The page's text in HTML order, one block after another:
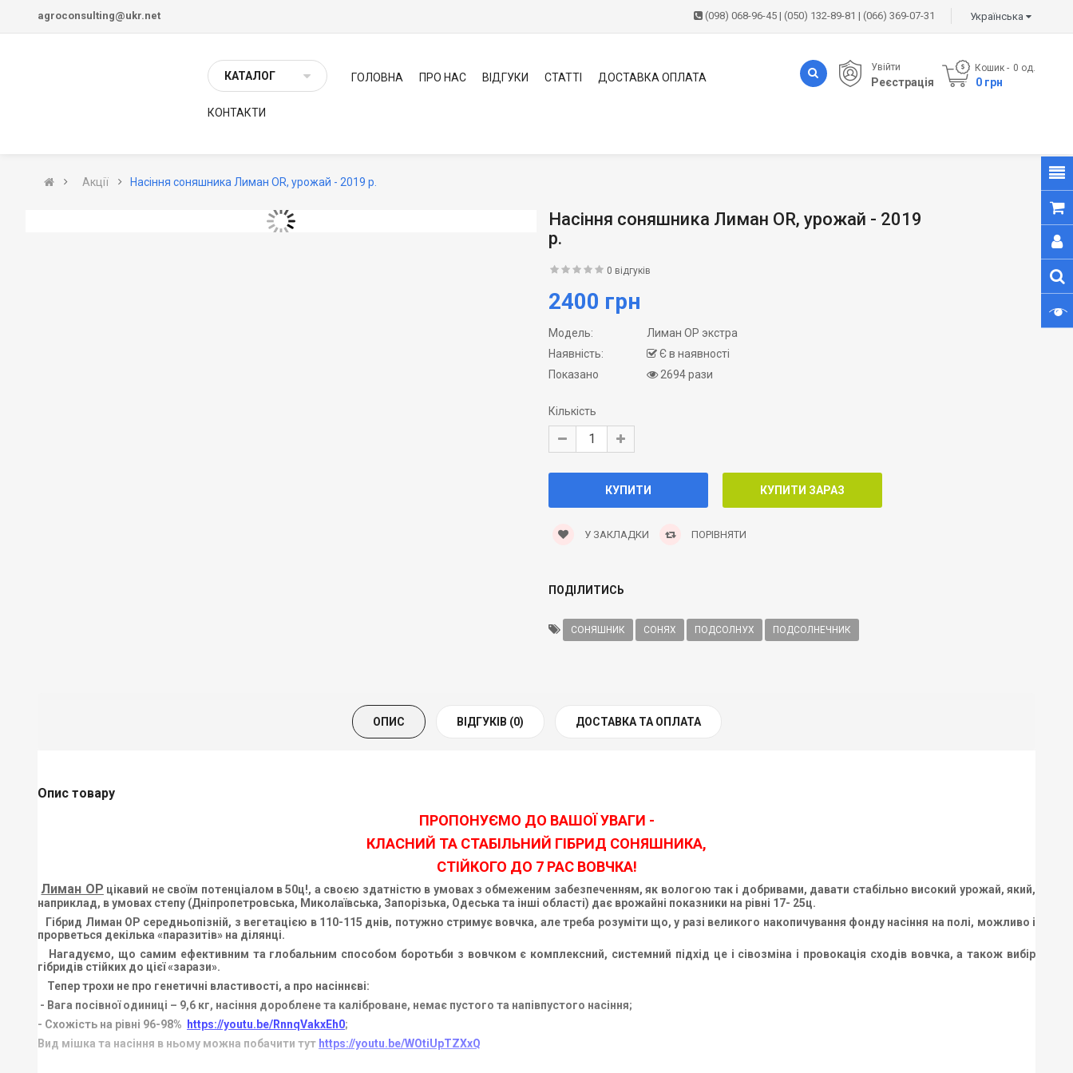
agroconsulting@ukr.net Українська
(098) 068-96-45 | (050) 132-89-81 | (066) 369-07-31
КАТАЛОГ ГОЛОВНА ПРО НАС ВІДГУКИ СТАТТІ ДОСТАВКА ОПЛАТА
КОНТАКТИ
Кошик 0 од.
- 0 грн
Увійти
Реєстрація
Акції Насіння соняшника Лиман OR, урожай - 2019 р.
Насіння соняшника Лиман OR, урожай - 2019
р.
0 відгуків
2400 грн
Модель:
Лиман ОР экстра
Наявність:
Є в наявності
Показано
2694 рази
Кількість
У ЗАКЛАДКИ ПОРІВНЯТИ
ПОДІЛИТИСЬ
СОНЯШНИК СОНЯХ ПОДСОЛНУХ ПОДСОЛНЕЧНИК
ОПИС ВІДГУКІВ (0) ДОСТАВКА ТА ОПЛАТА
Опис товару
ПРОПОНУЄМО ДО ВАШОЇ УВАГИ -
КЛАСНИЙ ТА СТАБІЛЬНИЙ ГІБРИД СОНЯШНИКА,
СТІЙКОГО ДО 7 РАС ВОВЧКА!
Лиман ОР цікавий не своїм потенціалом в 50ц!, а своєю здатністю в умовах з обмеженим забезпеченням, як вологою так і добривами, давати стабільно високий урожай, який,
наприклад, в умовах степу (Дніпропетровська, Миколаївська, Запорізька, Одеська та інші області) дає врожайні показники на рівні 17- 25ц.
Гібрид Лиман ОР середньопізній, з вегетацією в 110-115 днів, потужно стримує вовчка, але треба розуміти що, у разі великого накопичування фонду насіння на полі, можливо і
прорветься декілька «паразитів» на ділянці.
Нагадуємо, що самим ефективним та глобальним способом боротьби з вовчком є комплексний, системний підхід це і сівозміна і провокація сходів вовчка, а також вибір
гібридів стійких до цієї «зарази».
Тепер трохи не про генетичні властивості, а про насіннєві:
- Вага посівної одиниці – 9,6 кг, насіння дороблене та каліброване, немає пустого та напівпустого насіння;
- Схожість на рівні 96-98%
https://youtu.be/RnnqVakxEh0;
Вид мішка та насіння в ньому можна побачити тут https://youtu.be/WOtiUpTZXxQ